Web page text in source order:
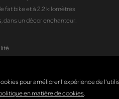
fat bike et à 2.2 kilomètres
dans un décor enchanteur.
pour améliorer l'expérience de
en matière de cookies.